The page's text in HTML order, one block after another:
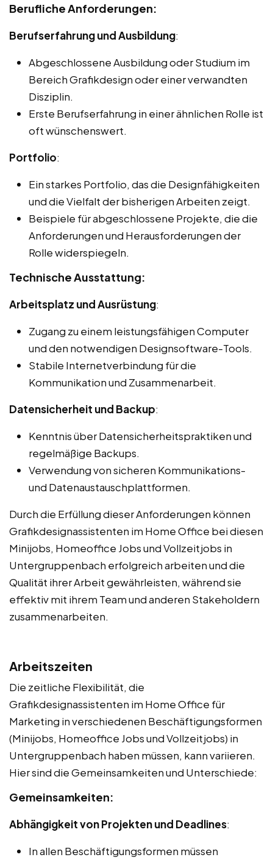
Berufliche Anforderungen:
Berufserfahrung und Ausbildung:
Abgeschlossene Ausbildung oder Studium im
Bereich Grafikdesign oder einer verwandten
Disziplin.
Erste Berufserfahrung in einer ähnlichen Rolle ist
oft wünschenswert.
Portfolio:
Ein starkes Portfolio, das die Designfähigkeiten
und die Vielfalt der bisherigen Arbeiten zeigt.
Beispiele für abgeschlossene Projekte, die die
Anforderungen und Herausforderungen der
Rolle widerspiegeln.
Technische Ausstattung:
Arbeitsplatz und Ausrüstung:
Zugang zu einem leistungsfähigen Computer
und den notwendigen Designsoftware-Tools.
Stabile Internetverbindung für die
Kommunikation und Zusammenarbeit.
Datensicherheit und Backup:
Kenntnis über Datensicherheitspraktiken und
regelmäßige Backups.
Verwendung von sicheren Kommunikations-
und Datenaustauschplattformen.
Durch die Erfüllung dieser Anforderungen können
Grafikdesignassistenten im Home Office bei diesen
Minijobs, Homeoffice Jobs und Vollzeitjobs in
Untergruppenbach erfolgreich arbeiten und die
Qualität ihrer Arbeit gewährleisten, während sie
effektiv mit ihrem Team und anderen Stakeholdern
zusammenarbeiten.
Arbeitszeiten
Die zeitliche Flexibilität, die
Grafikdesignassistenten im Home Office für
Marketing in verschiedenen Beschäftigungsformen
(Minijobs, Homeoffice Jobs und Vollzeitjobs) in
Untergruppenbach haben müssen, kann variieren.
Hier sind die Gemeinsamkeiten und Unterschiede:
Gemeinsamkeiten:
Abhängigkeit von Projekten und Deadlines:
In allen Beschäftigungsformen müssen